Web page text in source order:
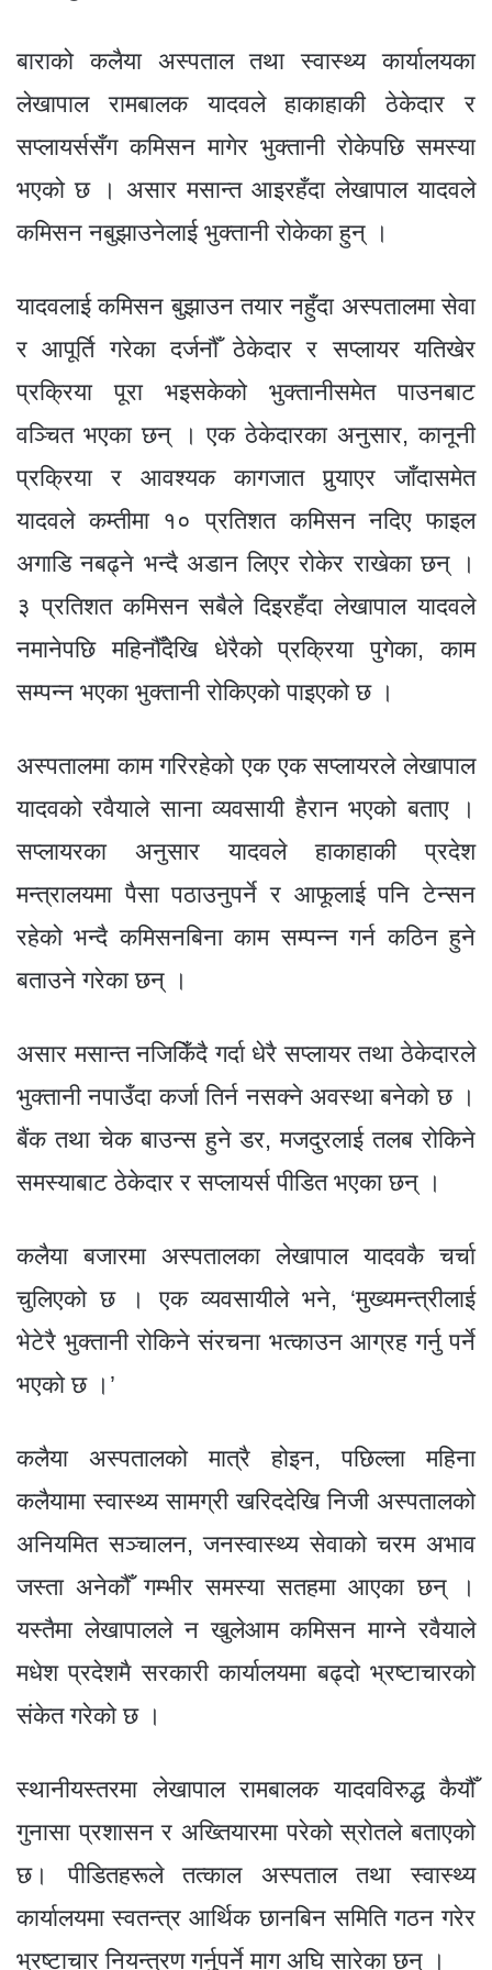
o
o
er
p
बाराको कलैया अस्पताल तथा स्वास्थ्य कार्यालयका
लेखापाल रामबालक यादवले हाकाहाकी ठेकेदार र
सप्लायर्ससँग कमिसन मागेर भुक्तानी रोकेपछि समस्या
भएको छ । असार मसान्त आइरहँदा लेखापाल यादवले
कमिसन नबुझाउनेलाई भुक्तानी रोकेका हुन् ।
यादवलाई कमिसन बुझाउन तयार नहुँदा अस्पतालमा सेवा
र आपूर्ति गरेका दर्जनौँ ठेकेदार र सप्लायर यतिखेर
प्रक्रिया पूरा भइसकेको भुक्तानीसमेत पाउनबाट
वञ्चित भएका छन् । एक ठेकेदारका अनुसार, कानूनी
प्रक्रिया र आवश्यक कागजात पुर्‍याएर जाँदासमेत
यादवले कम्तीमा १० प्रतिशत कमिसन नदिए फाइल
अगाडि नबढ्ने भन्दै अडान लिएर रोकेर राखेका छन् ।
३ प्रतिशत कमिसन सबैले दिइरहँदा लेखापाल यादवले
नमानेपछि महिनौँदेखि धेरैको प्रक्रिया पुगेका, काम
सम्पन्न भएका भुक्तानी रोकिएको पाइएको छ ।
अस्पतालमा काम गरिरहेको एक एक सप्लायरले लेखापाल
यादवको रवैयाले साना व्यवसायी हैरान भएको बताए ।
सप्लायरका अनुसार यादवले हाकाहाकी प्रदेश
मन्त्रालयमा पैसा पठाउनुपर्ने र आफूलाई पनि टेन्सन
रहेको भन्दै कमिसनबिना काम सम्पन्न गर्न कठिन हुने
बताउने गरेका छन् ।
असार मसान्त नजिकिँदै गर्दा धेरै सप्लायर तथा ठेकेदारले
भुक्तानी नपाउँदा कर्जा तिर्न नसक्ने अवस्था बनेको छ ।
बैंक तथा चेक बाउन्स हुने डर, मजदुरलाई तलब रोकिने
समस्याबाट ठेकेदार र सप्लायर्स पीडित भएका छन् ।
कलैया बजारमा अस्पतालका लेखापाल यादवकै चर्चा
चुलिएको छ । एक व्यवसायीले भने, ‘मुख्यमन्त्रीलाई
भेटेरै भुक्तानी रोकिने संरचना भत्काउन आग्रह गर्नु पर्ने
भएको छ ।’
कलैया अस्पतालको मात्रै होइन, पछिल्ला महिना
कलैयामा स्वास्थ्य सामग्री खरिददेखि निजी अस्पतालको
अनियमित सञ्चालन, जनस्वास्थ्य सेवाको चरम अभाव
जस्ता अनेकौँ गम्भीर समस्या सतहमा आएका छन् ।
यस्तैमा लेखापालले न खुलेआम कमिसन माग्ने रवैयाले
मधेश प्रदेशमै सरकारी कार्यालयमा बढ्दो भ्रष्टाचारको
संकेत गरेको छ ।
स्थानीयस्तरमा लेखापाल रामबालक यादवविरुद्ध कैयौँ
गुनासा प्रशासन र अख्तियारमा परेको स्रोतले बताएको
छ। पीडितहरूले तत्काल अस्पताल तथा स्वास्थ्य
कार्यालयमा स्वतन्त्र आर्थिक छानबिन समिति गठन गरेर
भ्रष्टाचार नियन्त्रण गर्नुपर्ने माग अघि सारेका छन् ।